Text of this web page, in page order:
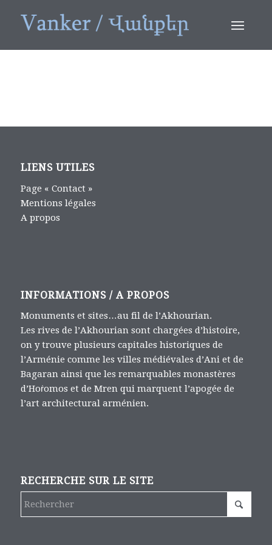
LIENS UTILES
Page « Contact »
Mentions légales
A propos
INFORMATIONS / A PROPOS
Monuments et sites…au fil de l’Akhourian.
Les rives de l’Akhourian sont chargées d’histoire,
on y trouve plusieurs capitales historiques de
l’Arménie comme les villes médiévales d’Ani et de
Bagaran ainsi que les remarquables monastères
d’Hoṙomos et de Mren qui marquent l’apogée de
l’art architectural arménien.
RECHERCHE SUR LE SITE